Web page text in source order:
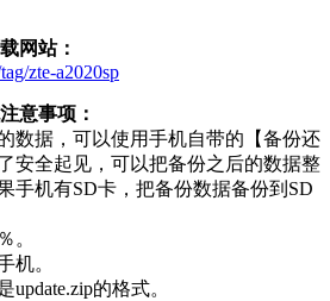
网站：
zte-a2020sp
意事项：
数据，可以使用手机自带的【备份还
安全起见，可以把备份之后的数据整
手机有SD卡，把备份数据备份到SD
。
机。
的格式。